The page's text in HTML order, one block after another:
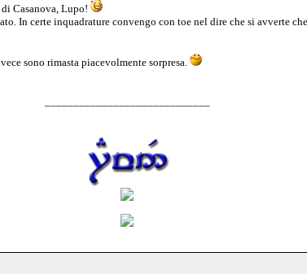
Casanova, Lupo!
In certe inquadrature convengo con toe nel dire che si avverte
sono rimasta piacevolmente sorpresa.